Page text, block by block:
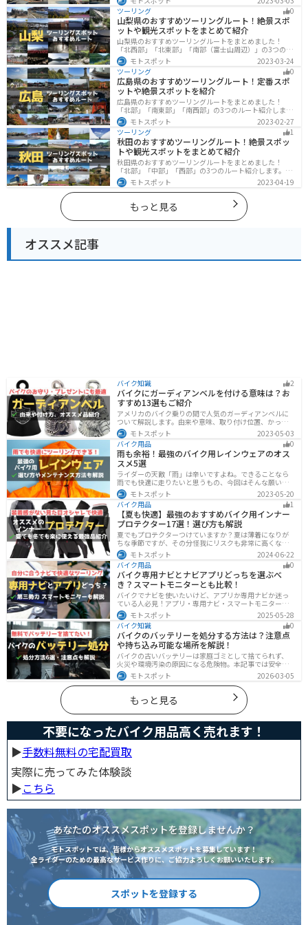
るツーリングができます。バイクで宮崎県にツーリング
に行く際は参考にしてください。
ツーリング
0
山梨県のおすすめツーリングルート！絶景スポ
ットや観光スポットをまとめて紹介
山梨県のおすすめツーリングルートをまとめました！
「北西部」「北東部」「南部（富士山周辺）」の3つのル
ート紹介します。富士山を中心に自然豊かな景色や食事
を楽しめるスポットが多数あります。バイクで山梨県に
ツーリングに行く際は参考にしてください。
モトスポット
2023-03-24
ツーリング
0
広島県のおすすめツーリングルート！定番スポ
ットや絶景スポットを紹介
広島県のおすすめツーリングルートをまとめました！
「北部」「南東部」「南西部」の3つのルート紹介しま
す。自然豊かな山と海だけでなく、歴史的価値のある建
造物も多数あるので、飽きることなくツーリングを堪能
できます。バイクで広島県にツーリングに行く際は参考
にしてください。
モトスポット
2023-02-27
ツーリング
1
秋田のおすすめツーリングルート！絶景スポッ
トや観光スポットをまとめて紹介
秋田県のおすすめツーリングルートをまとめました！
「北部」「中部」「西部」の3つのルート紹介します。自
然豊かな山々や湖、温泉地が点在し、四季折々の景色を
楽しめるスポットが多数あります。バイクで秋田県にツ
ーリングに行く際は参考にしてください。
モトスポット 2023-04-19
もっと見る
オススメ記事
バイク知識 2
バイクにガーディアンベルを付ける意味は？お
すすめ13選もご紹介
アメリカのバイク乗りの間で人気のガーディアンベルに
ついて解説します。由来や意味、取り付け位置、かっこ
いいオススメのガーディアンベルも紹介します。自分用
のお守りとしてだけでなく、プレゼントとしても最適な
ので、気になっている人は参考にしてみてください。
モトスポット
2023-05-03
バイク用品
0
雨も余裕！最強のバイク用レインウェアのオス
スメ5選
ライダーの天敵「雨」は辛いですよね。できることなら
雨でも快適に走りたいと思うもの、今回はそんな願いを
叶える最強のバイク用レインウェアを紹介します。レイ
ンウェアの選び方や撥水力が落ちてきた時のメンテナン
ス方法もまとめたので、参考にしてください。
モトスポット
2023-05-20
バイク用品
1
【夏も快適】最強のおすすめバイク用インナー
プロテクター17選！選び方も解説
夏でもプロテクターつけていますか？夏は薄着になりが
ちな季節ですが、その分怪我にリスクも非常に高くなり
ます。夏こそプロテクターをつけるようにしましょう。通
気性や速乾性に優れたインナープロテクターであれば夏
場でも快適に使用できます。今回は快適なインナープロ
テクターをまとめて紹介します。
モトスポット
2024-06-22
バイク用品
0
バイク専用ナビとナビアプリどっちを選ぶべ
き？スマートモニターとも比較！
バイクでナビを使いたいけど、アプリか専用ナビか迷っ
ている人必見！アプリ・専用ナビ・スマートモニターの
メリット、デメリット、どんな人にオススメなのかを解
説します。自分に合ったナビを見つけて快適なツーリン
グライフを送りましょう！
モトスポット
2025-05-28
バイク知識
0
バイクのバッテリーを処分する方法は？注意点
や持ち込み可能な場所を解説！
バイクの古いバッテリーは家庭ゴミとして捨てられず、
火災や環境汚染の原因になる危険物。本記事では安全な
保管方法や絶縁などの注意点、無料・低コストで回収し
てもらう方法、買い取りの可否を解説。ナップスやオー
トバックス、イエローハットなどの回収対応店舗も紹介
します。
モトスポット 2026-03-05
もっと見る
不要になったバイク用品高く売れます！
▶︎手数料無料の宅配買取
実際に売ってみた体験談
▶︎こちら
あなたのオススメスポットを登録しませんか？
モトスポットでは、皆様からオススメスポットを募集しています！
全ライダーのための最高なサービス作りに、ご協力よろしくお願いいたします。
スポットを登録する